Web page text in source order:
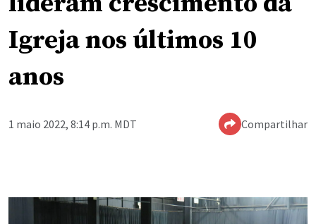
Igreja nos últimos 10
anos
1 maio 2022, 8:14 p.m. MDT Compartilhar